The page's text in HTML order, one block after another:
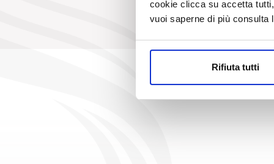
cookie clicca su accetta
vuoi saperne di più consulta
Rifiuta tutti